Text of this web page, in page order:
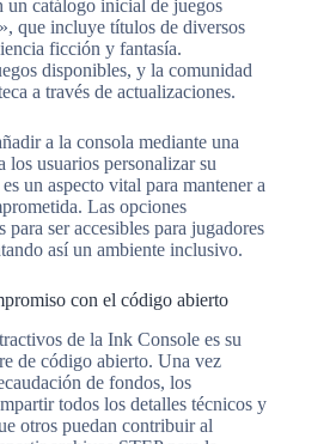
un catálogo inicial de juegos
que incluye títulos de diversos
ficción y fantasía.
disponibles, y la comunidad
a través de actualizaciones.
a la consola mediante una
los usuarios personalizar su
un aspecto vital para mantener a
Las opciones
para ser accesibles para jugadores
así un ambiente inclusivo.
con el código abierto
de la Ink Console es su
de código abierto. Una vez
de fondos, los
todos los detalles técnicos y
otros puedan contribuir al